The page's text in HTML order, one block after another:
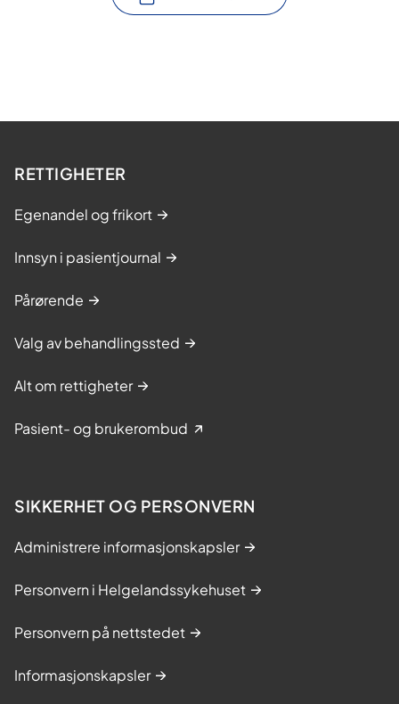
RETTIGHETER
Egenandel og frikort
Innsyn i pasientjournal
Pårørende
Valg av behandlingssted
Alt om rettigheter
Pasient- og brukerombud
SIKKERHET OG PERSONVERN
Administrere informasjonskapsler
Personvern i Helgelandssykehuset
Personvern på nettstedet
Informasjonskapsler